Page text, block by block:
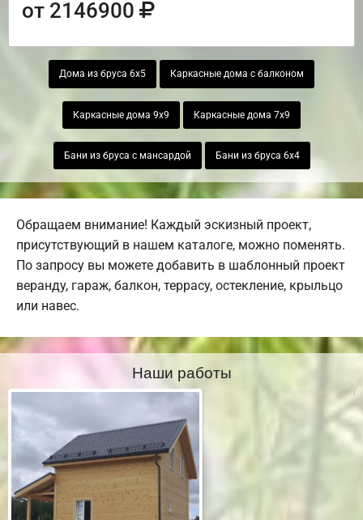
от 2146900
Дома из бруса 6х5 Каркасные дома с балконом
Каркасные дома 9х9 Каркасные дома 7х9
Бани из бруса с мансардой Бани из бруса 6х4
Обращаем внимание! Каждый эскизный проект,
присутствующий в нашем каталоге, можно поменять.
По запросу вы можете добавить в шаблонный проект
веранду, гараж, балкон, террасу, остекление, крыльцо
или навес.
Наши работы